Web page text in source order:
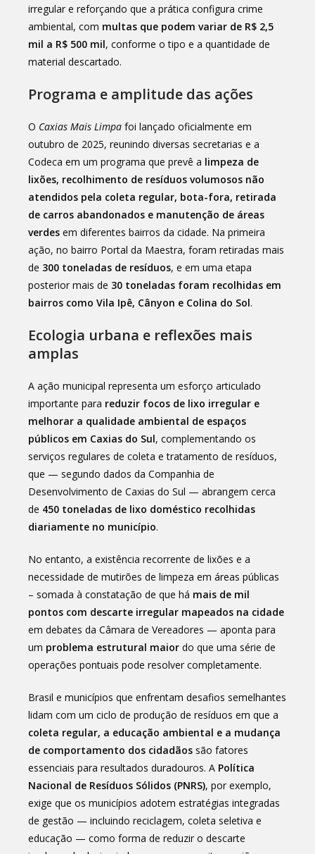
irregular e reforçando que a prática configura crime
ambiental, com multas que podem variar de R$ 2,5
mil a R$ 500 mil, conforme o tipo e a quantidade de
material descartado.
Programa e amplitude das ações
O Caxias Mais Limpa foi lançado oficialmente em
outubro de 2025, reunindo diversas secretarias e a
Codeca em um programa que prevê a limpeza de
lixões, recolhimento de resíduos volumosos não
atendidos pela coleta regular, bota-fora, retirada
de carros abandonados e manutenção de áreas
verdes em diferentes bairros da cidade. Na primeira
ação, no bairro Portal da Maestra, foram retiradas mais
de 300 toneladas de resíduos, e em uma etapa
posterior mais de 30 toneladas foram recolhidas em
bairros como Vila Ipê, Cânyon e Colina do Sol.
Ecologia urbana e reflexões mais
amplas
A ação municipal representa um esforço articulado
importante para reduzir focos de lixo irregular e
melhorar a qualidade ambiental de espaços
públicos em Caxias do Sul, complementando os
serviços regulares de coleta e tratamento de resíduos,
que — segundo dados da Companhia de
Desenvolvimento de Caxias do Sul — abrangem cerca
de 450 toneladas de lixo doméstico recolhidas
diariamente no município.
No entanto, a existência recorrente de lixões e a
necessidade de mutirões de limpeza em áreas públicas
– somada à constatação de que há mais de mil
pontos com descarte irregular mapeados na cidade
em debates da Câmara de Vereadores — aponta para
um problema estrutural maior do que uma série de
operações pontuais pode resolver completamente.
Brasil e municípios que enfrentam desafios semelhantes
lidam com um ciclo de produção de resíduos em que a
coleta regular, a educação ambiental e a mudança
de comportamento dos cidadãos são fatores
essenciais para resultados duradouros. A Política
Nacional de Resíduos Sólidos (PNRS), por exemplo,
exige que os municípios adotem estratégias integradas
de gestão — incluindo reciclagem, coleta seletiva e
educação — como forma de reduzir o descarte